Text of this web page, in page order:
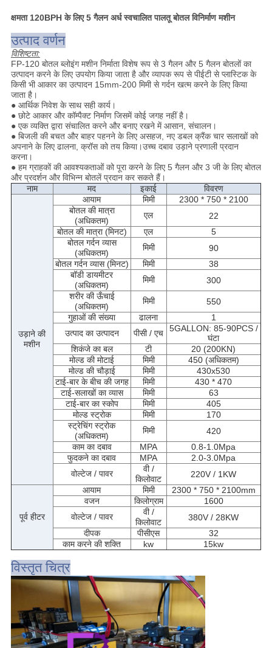
क्षमता 120BPH के लिए 5 गैलन अर्ध स्वचालित पालतू बोतल विनिर्माण मशीन
उत्पाद वर्णन
विशिष्टता:
FP-120 बोतल ब्लोइंग मशीन निर्माता विशेष रूप से 3 गैलन और 5 गैलन बोतलों का
उत्पादन करने के लिए उपयोग किया जाता है और व्यापक रूप से पीईटी से प्लास्टिक के
किसी भी आकार का उत्पादन 15mm-200 मिमी से गर्दन खत्म करने के लिए किया
जाता है।
● आर्थिक निवेश के साथ सही कार्य।
● छोटे आकार और कॉम्पैक्ट निर्माण जिसमें कोई जगह नहीं है।
● एक व्यक्ति द्वारा संचालित करने और बनाए रखने में आसान, संचालन।
● बिजली की बचत और बाहर पहनने के लिए असहज, नए डबल क्रैंक चार सलाखों को
अपनाने के लिए ढालना, क्रॉस को तय किया।उच्च दबाव उड़ाने प्रणाली प्रदान
करना।
● हम ग्राहकों की आवश्यकताओं को पूरा करने के लिए 5 गैलन और 3 जी के लिए बोतल
और प्रदर्शन और विभिन्न बोतलें प्रदान कर सकते हैं।
नाम
मद इकाई विवरण
उड़ाने की
मशीन
आयाम मिमी
2300 * 750 * 2100
बोतल की मात्रा
(अधिकतम)
एल
22
बोतल की मात्रा (मिनट)
एल
5
बोतल गर्दन व्यास
(अधिकतम)
मिमी
90
बोतल गर्दन व्यास (मिनट)
मिमी
38
बॉडी डायमीटर
(अधिकतम)
मिमी
300
शरीर की ऊँचाई
(अधिकतम)
मिमी
550
गुहाओं की संख्या
ढालना
1
उत्पाद का उत्पादन
पीसी / एच
5GALLON: 85-90PCS /
घंटा
शिकंजे का बल
टी
20 (200KN)
मोल्ड की मोटाई
मिमी
450 (अधिकतम)
मोल्ड की चौड़ाई
मिमी
430x530
टाई-बार के बीच की जगह
मिमी
430 * 470
टाई-सलाखों का व्यास
मिमी
63
टाई-बार का स्कोप
मिमी
405
मोल्ड स्ट्रोक
मिमी
170
स्ट्रेचिंग स्ट्रोक
(अधिकतम)
मिमी
420
काम का दबाव
MPA
0.8-1.0Mpa
फुदकने का दबाव
MPA
2.0-3.0Mpa
वोल्टेज / पावर
वी /
किलोवाट
220V / 1KW
पूर्व हीटर
आयाम मिमी
2300 * 750 * 2100mm
वजन
किलोग्राम
1600
वोल्टेज / पावर
वी /
किलोवाट
380V / 28KW
दीपक
पीसीएस
32
काम करने की शक्ति
kw 15kw
विस्तृत चित्र